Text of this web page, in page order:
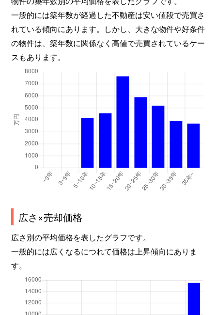
一般的には築年数が経過した不動産は安い値段で売買さ
れている傾向にあります。しかし、大きな物件や好条件
の物件は、築年数に関係なく高値で売買されているケー
スもあります。
広さ×売却価格
広さ別の平均価格を表したグラフです。
一般的には広くなるにつれて価格は上昇傾向にありま
す。